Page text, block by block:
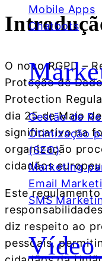
Mobile Apps
Chatbots
Gestão de
Otimização
(SEO)
Marketing
Email
SMS
Vídeo
O novo RGPD –
Proteção de
Protection
dia 25 de Maio
significativo na
organização
cidadãos
Este
diz respeito ao
pessoais,